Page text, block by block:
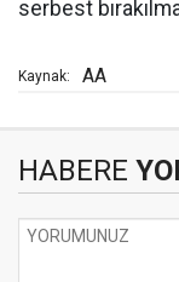
serbest
Kaynak: AA
HABERE